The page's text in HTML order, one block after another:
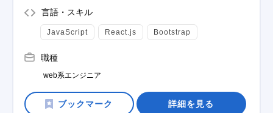
言語・スキル
JavaScript React.js Bootstrap
職種
web系エンジニア
詳細を見る